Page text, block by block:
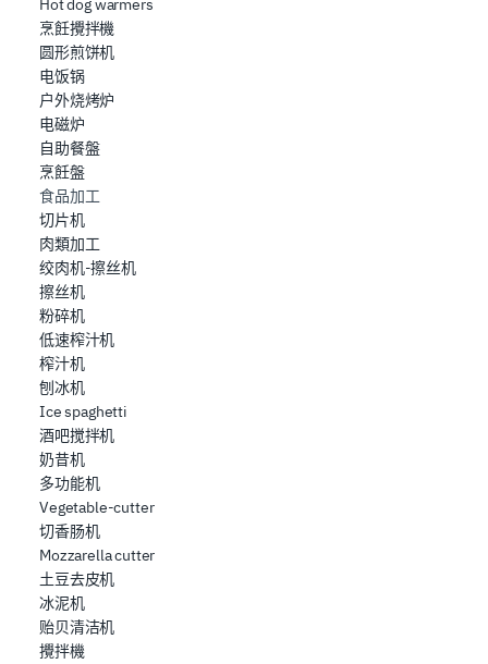
Utilizziamo i cookie per garantire che l’utente possa
usufruire del servizio richiesto, per personalizzare
contenuti ed annunci, per fornire funzionalità dei social
media e per analizzare il nostro traffico. Condividiamo
inoltre informazioni sul modo in cui l’utente utilizza il
nostro sito con i nostri partner che si occupano di analisi
dei dati web, pubblicità e social media, i quali potrebbero
combinarle con altre informazioni che ha fornito loro o
che hanno raccolto dal suo utilizzo dei loro servizi.
Hot dog warmers
烹飪攪拌機
圆形煎饼机
电饭锅
户外烧烤炉
电磁炉
自助餐盤
烹飪盤
食品加工
切片机
肉類加工
绞肉机-擦丝机
擦丝机
粉碎机
低速榨汁机
榨汁机
刨冰机
Ice spaghetti
酒吧搅拌机
奶昔机
多功能机
Vegetable-cutter
切香肠机
Mozzarella cutter
土豆去皮机
冰泥机
贻贝清洁机
攪拌機